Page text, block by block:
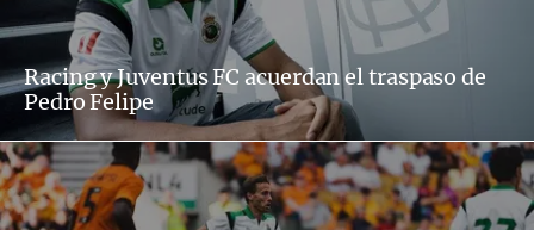
Racing y Juventus FC acuerdan el traspaso de
Pedro Felipe